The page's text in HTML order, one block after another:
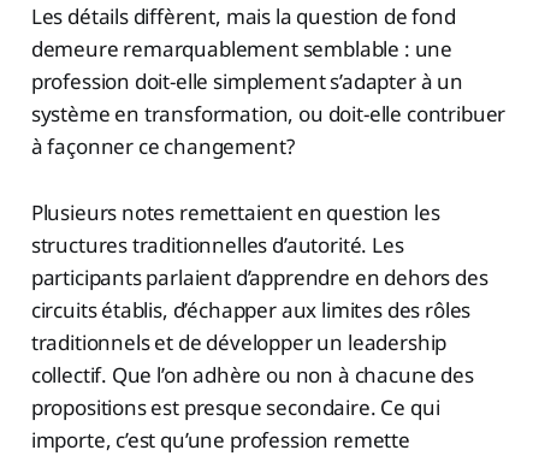
Les détails diffèrent, mais la question de fond
demeure remarquablement semblable : une
profession doit-elle simplement s’adapter à un
système en transformation, ou doit-elle contribuer
à façonner ce changement?
Plusieurs notes remettaient en question les
structures traditionnelles d’autorité. Les
participants parlaient d’apprendre en dehors des
circuits établis, d’échapper aux limites des rôles
traditionnels et de développer un leadership
collectif. Que l’on adhère ou non à chacune des
propositions est presque secondaire. Ce qui
importe, c’est qu’une profession remette